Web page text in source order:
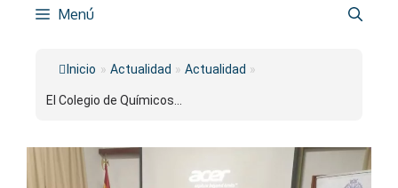
Menú
Inicio » Actualidad » Actualidad »
El Colegio de Químicos...